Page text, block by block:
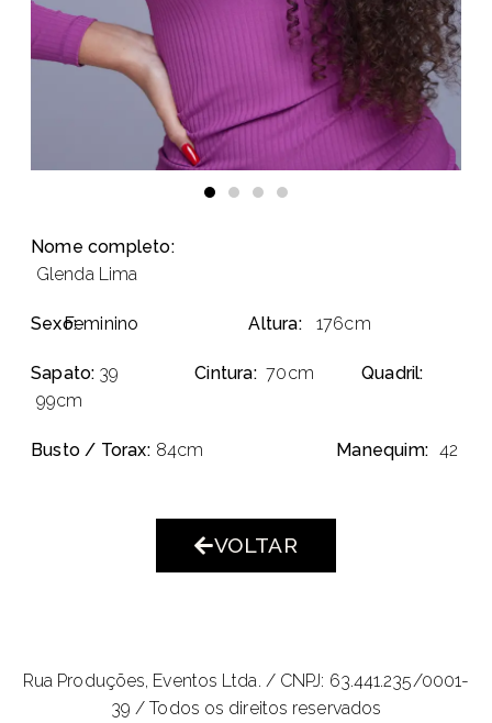
Nome completo:
Glenda Lima
Sexo:Feminino Altura: 176cm
Sapato: 39 Cintura: 70cm
Quadril:
99cm
Busto / Torax: 84cm Manequim: 42
VOLTAR
Rua Produções, Eventos Ltda. / CNPJ: 63.441.235/0001-
39 / Todos os direitos reservados